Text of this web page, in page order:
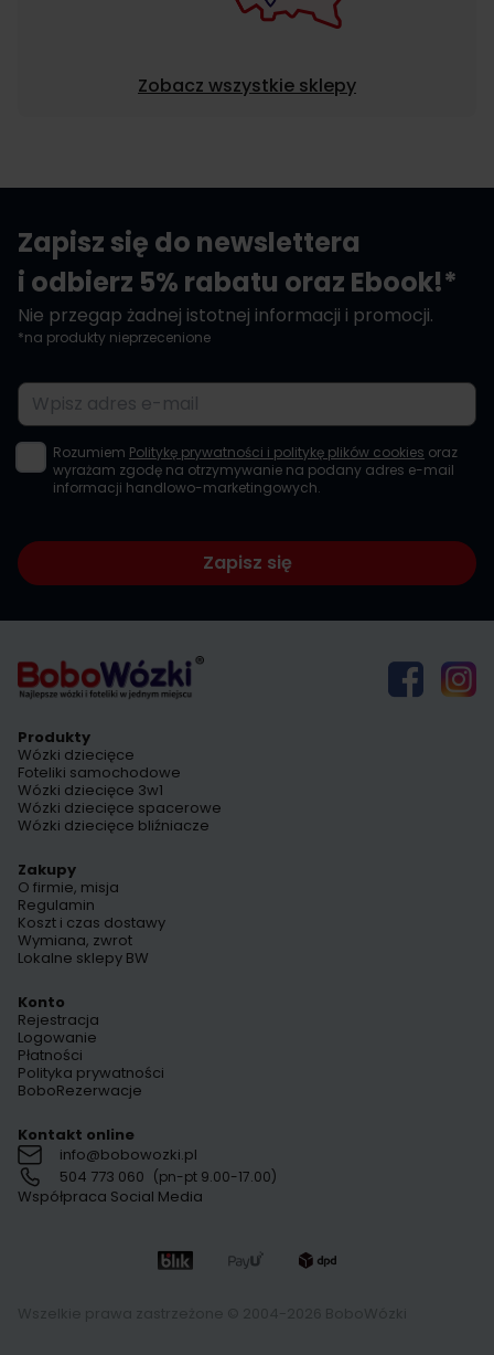
Zobacz wszystkie sklepy
Zapisz się do newslettera
i odbierz 5% rabatu oraz Ebook!*
Nie przegap żadnej istotnej informacji i promocji.
*na produkty nieprzecenione
Adres e-mail
Rozumiem Politykę prywatności i politykę plików cookies oraz
wyrażam zgodę na otrzymywanie na podany adres e-mail
informacji handlowo-marketingowych.
Zapisz się
Produkty
Wózki dziecięce
Foteliki samochodowe
Wózki dziecięce 3w1
Wózki dziecięce spacerowe
Wózki dziecięce bliźniacze
Zakupy
O firmie, misja
Regulamin
Koszt i czas dostawy
Wymiana, zwrot
Lokalne sklepy BW
Konto
Rejestracja
Logowanie
Płatności
Polityka prywatności
BoboRezerwacje
Kontakt online
info@bobowozki.pl
504 773 060 (pn-pt 9.00-17.00)
Współpraca Social Media